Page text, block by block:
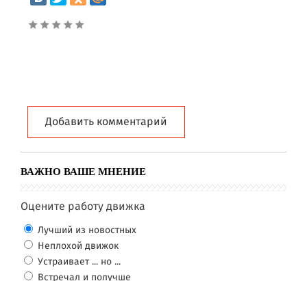
Добавить комментарий
ВАЖНО ВАШЕ МНЕНИЕ
Оцените работу движка
Лучший из новостных
Неплохой движок
Устраивает ... но ...
Встречал и получше